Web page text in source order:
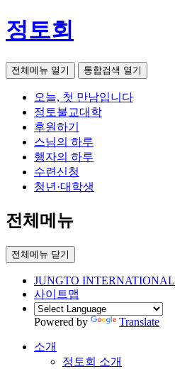
정토회
전체메뉴 열기 통합검색 열기
오늘, 첫 만남입니다
정토불교대학
후원하기
스님의 하루
행자의 하루
수련신청
청년·대학생
전체메뉴
전체메뉴 닫기
JUNGTO INTERNATIONAL
사이트맵
Powered by Translate
소개
정토회 소개